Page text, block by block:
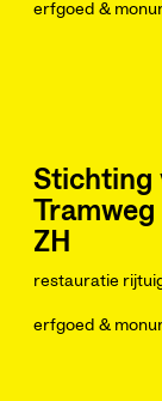
erfgoed &
Stichting
ZH
restauratie
erfgoed &